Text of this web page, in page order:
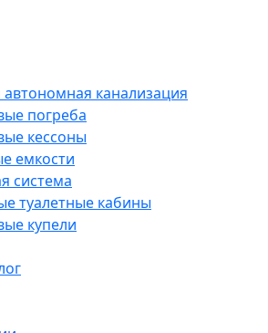
автономная канализация
погреба
кессоны
емкости
система
туалетные кабины
купели